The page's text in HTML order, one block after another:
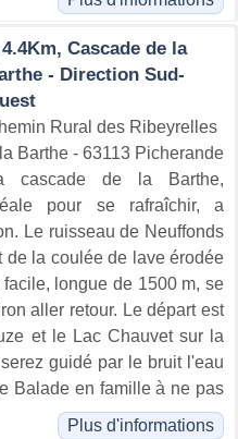
Cascade de la
- Direction Sud-
Rural des Ribeyrelles
Barthe - 63113 Picherande
cascade de la Barthe,
pour se rafraîchir, a
Le ruisseau de Neuffonds
de la coulée de lave érodée
longue de 1500 m, se
aller retour. Le départ est
et le Lac Chauvet sur la
guidé par le bruit l'eau
Balade en famille à ne pas
Plus d'informations